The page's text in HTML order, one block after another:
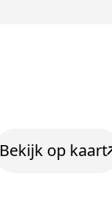
Bekijk op kaart